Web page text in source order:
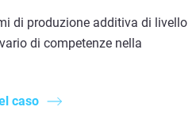
di produzione additiva di livello
di competenze nella
caso